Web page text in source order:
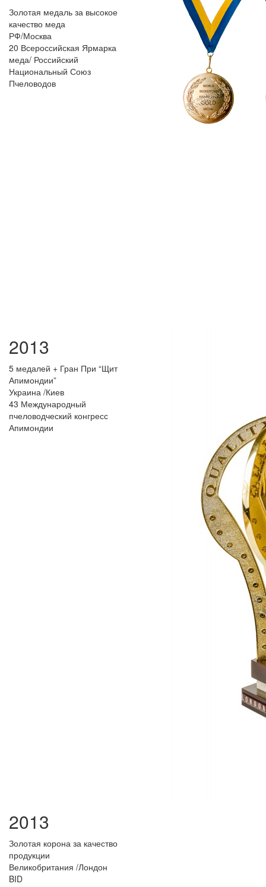
Золотая медаль за высокое
качество меда
РФ/Москва
20 Всероссийская Ярмарка
меда/ Российский
Национальный Союз
Пчеловодов
2013
5 медалей + Гран При “Щит
Апимондии”
Украина /Киев
43 Международный
пчеловодческий конгресс
Апимондии
2013
Золотая корона за качество
продукции
Великобритания /Лондон
BID